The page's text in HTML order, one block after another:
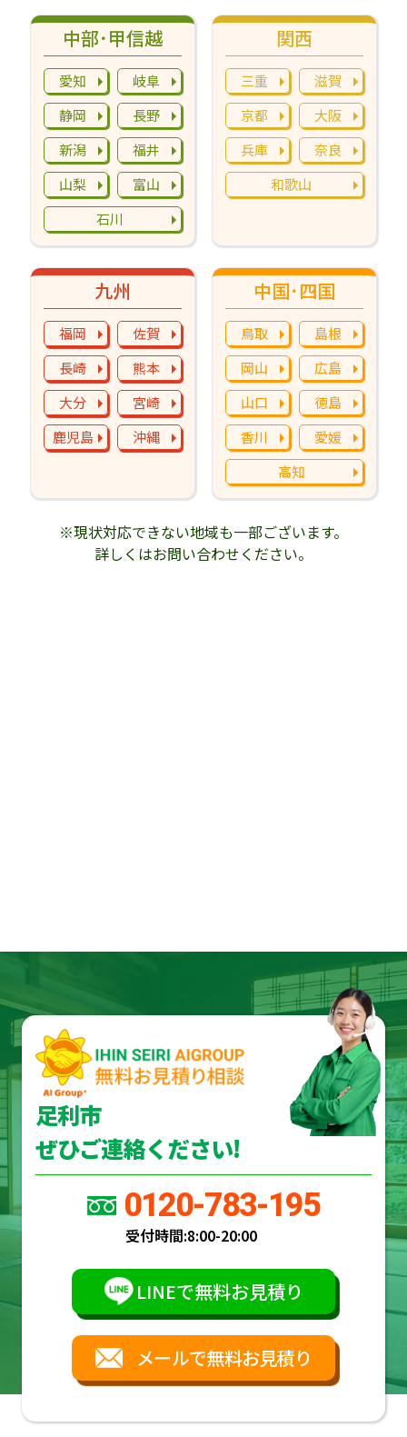
九州
福岡
佐賀
長崎
熊本
大分
宮崎
鹿児島
沖縄
中国･四国
鳥取
島根
岡山
広島
山口
徳島
香川
愛媛
高知
中部･甲信越
愛知
岐阜
静岡
長野
新潟
福井
山梨
富山
石川
関西
三重
滋賀
京都
大阪
兵庫
奈良
和歌山
※現状対応できない地域も一部ございます。
詳しくはお問い合わせください。
足利市
ぜひご連絡ください!
0120-783-195
受付時間:8:00-20:00
LINEで無料お見積り
メールで無料お見積り